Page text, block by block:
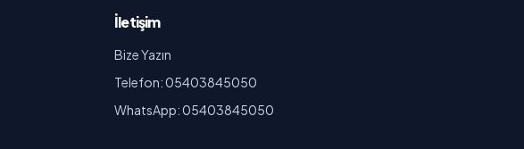
İletişim
Bize Yazın
Telefon: 05403845050
WhatsApp: 05403845050